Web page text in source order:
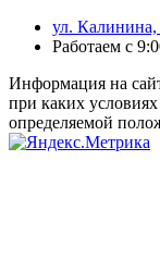
ул. Калинина,
Работаем с
Информация на
при каких
определяемой